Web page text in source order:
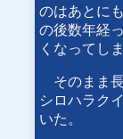
のはあとに
の後数年経
くなってし
そのまま
シロハラク
いた。